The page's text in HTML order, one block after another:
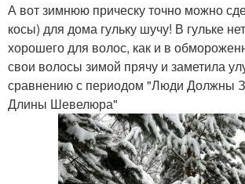
А вот зимнюю прическу точно можно
косы) для дома гульку шучу! В гульке
хорошего для волос, как и в
свои волосы зимой прячу и заметила
сравнению с периодом "Люди Должны
Длины Шевелюра"